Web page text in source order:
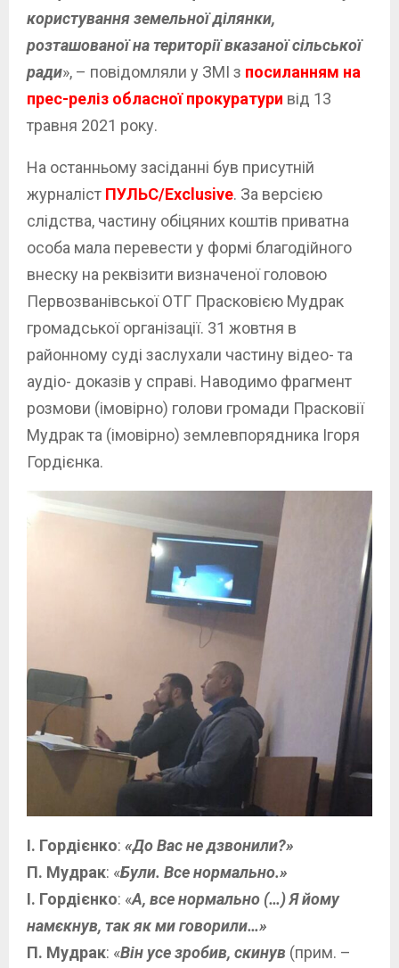
користування земельної ділянки,
розташованої на території вказаної сільської
ради», – повідомляли у ЗМІ з посиланням на
прес-реліз обласної прокуратури від 13
травня 2021 року.
На останньому засіданні був присутній
журналіст ПУЛЬС/Exclusive. За версією
слідства, частину обіцяних коштів приватна
особа мала перевести у формі благодійного
внеску на реквізити визначеної головою
Первозванівської ОТГ Прасковією Мудрак
громадської організації. 31 жовтня в
районному суді заслухали частину відео- та
аудіо- доказів у справі. Наводимо фрагмент
розмови (імовірно) голови громади Прасковії
Мудрак та (імовірно) землевпорядника Ігоря
Гордієнка.
І. Гордієнко: «До Вас не дзвонили?»
П. Мудрак: «Були. Все нормально.»
І. Гордієнко: «А, все нормально (…) Я йому
намєкнув, так як ми говорили…»
П. Мудрак: «Він усе зробив, скинув (прим. –